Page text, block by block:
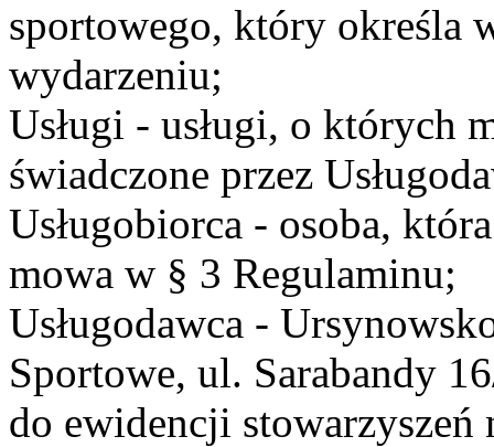
sportowego, który określa
wydarzeniu;
Usługi - usługi, o których
świadczone przez
Usługobiorca - osoba,
mowa w § 3 Regulaminu;
Usługodawca -
Sportowe, ul. Sarabandy
do ewidencji stowarzyszeń